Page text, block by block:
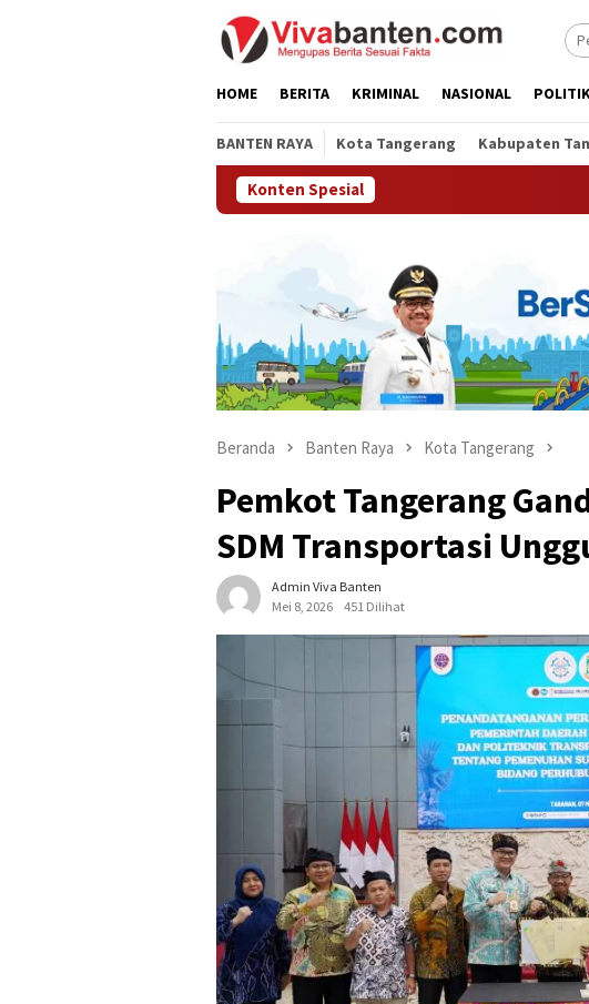
HOME BERITA KRIMINAL NASIONAL
BANTEN RAYA Kota Tangerang Kabupaten
Konten Spesial Pemkot
Beranda Banten Raya Kota Tangerang
Pemkot Tangerang
SDM Transportasi
Admin Viva Banten
Mei 8, 2026
451 Dilihat